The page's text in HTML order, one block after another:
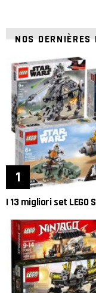
NOS
I 13 migliori set